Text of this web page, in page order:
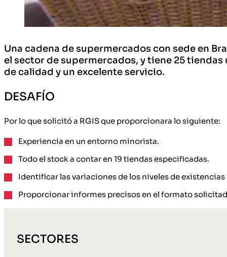
Una cadena de supermercados con sede en
el sector de supermercados, y tiene 25
de calidad y un excelente servicio.
DESAFÍO
Por lo que solicitó a RGIS que proporcionara lo siguiente:
Experiencia en un entorno minorista.
Todo el stock a contar en 19 tiendas especificadas.
Identificar las variaciones de los niveles de existencias
Proporcionar informes precisos en el formato
SECTORES